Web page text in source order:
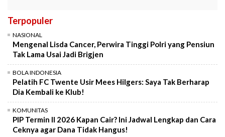
Terpopuler
NASIONAL
Mengenal Lisda Cancer, Perwira Tinggi Polri yang Pensiun
Tak Lama Usai Jadi Brigjen
BOLA INDONESIA
Pelatih FC Twente Usir Mees Hilgers: Saya Tak Berharap
Dia Kembali ke Klub!
KOMUNITAS
PIP Termin II 2026 Kapan Cair? Ini Jadwal Lengkap dan Cara
Ceknya agar Dana Tidak Hangus!